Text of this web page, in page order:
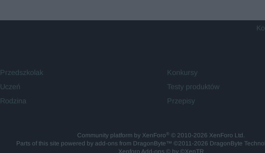
Przedszkolak
Uczeń
Rodzina
Konkursy
Testy produktów
Przepisy
Community platform by XenForo® © 2010-2026 XenForo Ltd.
Parts of this site powered by add-ons from DragonByte™ ©2011-2026 DragonByte
Xenforo Add-ons© by ©XenTR